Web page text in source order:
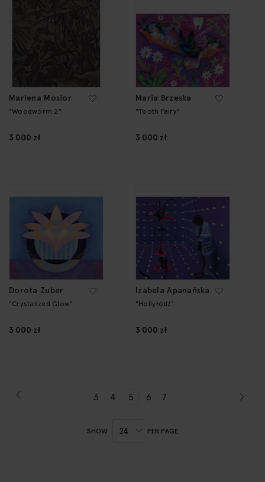
Marlena Mosior
"Woodworm 2"
3 000 zł
Maria Brzeska
"Tooth Fairy"
3 000 zł
Dorota Zuber
"Crystalized Glow"
3 000 zł
Izabela Apanańska
"Hollyłódź"
3 000 zł
Page
Page
3 Page
4
You're
5 Page
6 Page
7
SHOW PER PAGE